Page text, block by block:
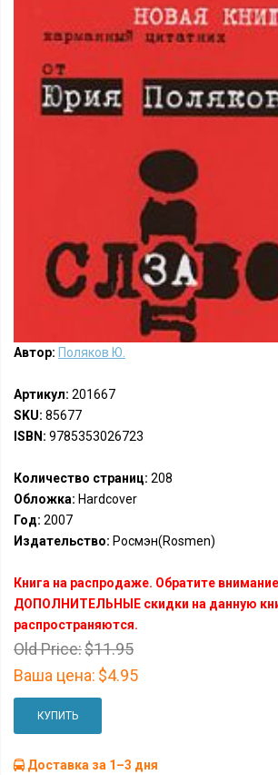
Автор: Поляков Ю.
Артикул: 201667
SKU: 85677
ISBN: 9785353026723
Количество страниц: 208
Обложка: Hardcover
Год: 2007
Издательство: Росмэн(Rosmen)
Книга на распродаже. Обратите
ДОПОЛНИТЕЛЬНЫЕ скидки на данную
распространяются.
Old Price:$11.95
Ваша цена: $4.95
КУПИТЬ
Доставка за 1–3 дня